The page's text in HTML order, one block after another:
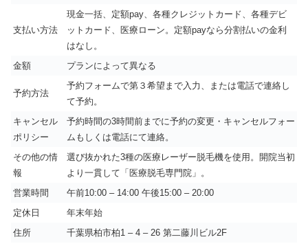
支払い方法
現金一括、定額pay、各種クレジットカード、各種デビ
ットカード、医療ローン。定額payなら分割払いの金利
はなし。
金額
プランによって異なる
予約方法
予約フォームで第３希望まで入力、または電話で連絡し
て予約。
キャンセル
ポリシー
予約時間の3時間前までに予約の変更・キャンセルフォー
ムもしくは電話にて連絡。
その他の情
報
選び抜かれた3種の医療レーザー脱毛機を使用。開院当初
より一貫して「医療脱毛専門院」。
営業時間
午前10:00 – 14:00 午後15:00 – 20:00
定休日
年末年始
住所
千葉県柏市柏1 – 4 – 26 第二藤川ビル2F